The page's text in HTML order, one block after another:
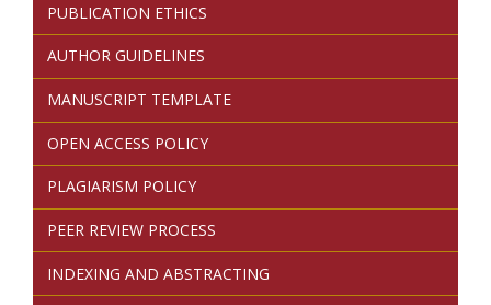
PUBLICATION ETHICS
AUTHOR GUIDELINES
MANUSCRIPT TEMPLATE
OPEN ACCESS POLICY
PLAGIARISM POLICY
PEER REVIEW PROCESS
INDEXING AND ABSTRACTING